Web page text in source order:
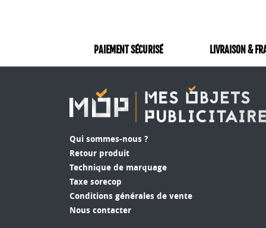
PAIEMENT SÉCURISÉ LIVRAISON &
Qui sommes-nous ?
Retour produit
Technique de marquage
Taxe sorecop
Conditions générales de vente
Nous contacter